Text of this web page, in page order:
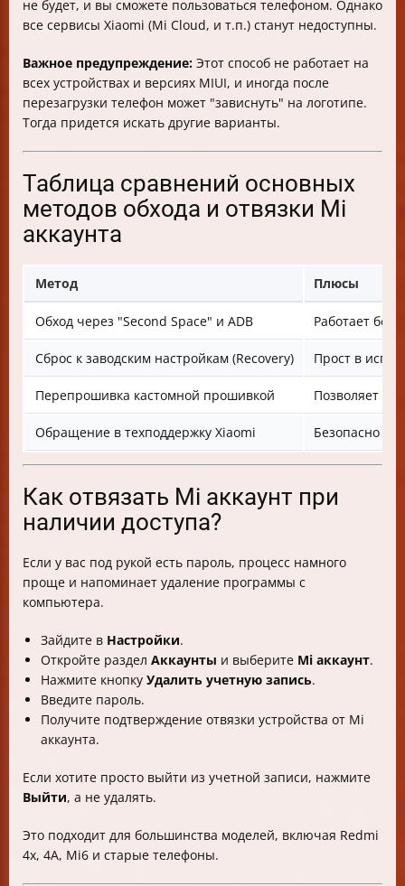
не будет, и вы сможете пользоваться телефоном. Однако
все сервисы Xiaomi (Mi Cloud, и т.п.) станут недоступны.
Важное предупреждение: Этот способ не работает на
всех устройствах и версиях MIUI, и иногда после
перезагрузки телефон может "зависнуть" на логотипе.
Тогда придется искать другие варианты.
Таблица сравнений основных
методов обхода и отвязки Mi
аккаунта
Метод Плюсы
Обход через "Second Space" и ADB Работает без
Сброс к заводским настройкам (Recovery) Прост в
Перепрошивка кастомной прошивкой Позволяет
Обращение в техподдержку Xiaomi Безопасно и
Как отвязать Mi аккаунт при
наличии доступа?
Если у вас под рукой есть пароль, процесс намного
проще и напоминает удаление программы с
компьютера.
Зайдите в Настройки.
Откройте раздел Аккаунты и выберите Mi аккаунт.
Нажмите кнопку Удалить учетную запись.
Введите пароль.
Получите подтверждение отвязки устройства от Mi
аккаунта.
Если хотите просто выйти из учетной записи, нажмите
Выйти, а не удалять.
Это подходит для большинства моделей, включая Redmi
4x, 4A, Mi6 и старые телефоны.